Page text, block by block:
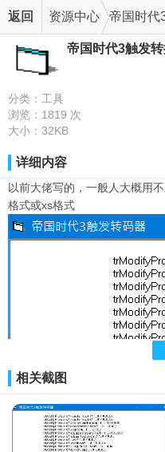
返回 资源中心 帝国时代
帝国时代3触发
分类：工具
浏览：1819 次
大小：32KB
详细内容
以前大佬写的，一般人大概用
格式或xs格式
相关截图